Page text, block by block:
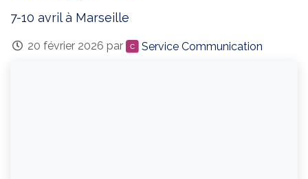
7-10 avril à Marseille
20 février 2026 par Service Communication